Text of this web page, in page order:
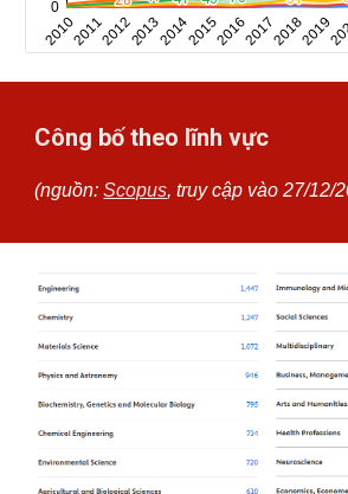
Công bố theo lĩnh vực
(nguồn:Scopus, truy cập vào 27/12/